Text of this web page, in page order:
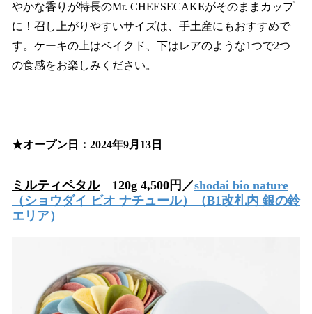
やかな香りが特長のMr. CHEESECAKEがそのままカップ
に！召し上がりやすいサイズは、手土産にもおすすめで
す。ケーキの上はベイクド、下はレアのような1つで2つ
の食感をお楽しみください。
★オープン日：2024年9月13日
ミルティペタル120g 4,500円／shodai bio nature
（ショウダイ ビオ ナチュール）（B1改札内 銀の鈴
エリア）